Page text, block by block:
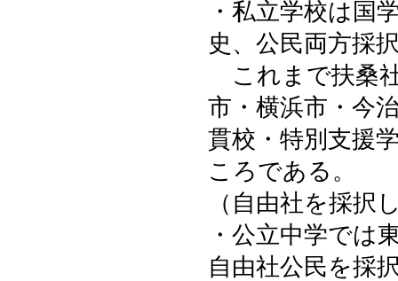
・私立学校は国
史、公民両方採
これまで扶桑
市・横浜市・今
貫校・特別支援
ころである。
（自由社を採択
・公立中学では
自由社公民を採